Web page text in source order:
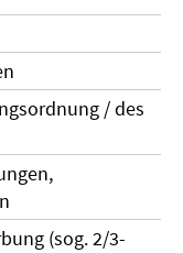
/ des
(sog. 2/3-